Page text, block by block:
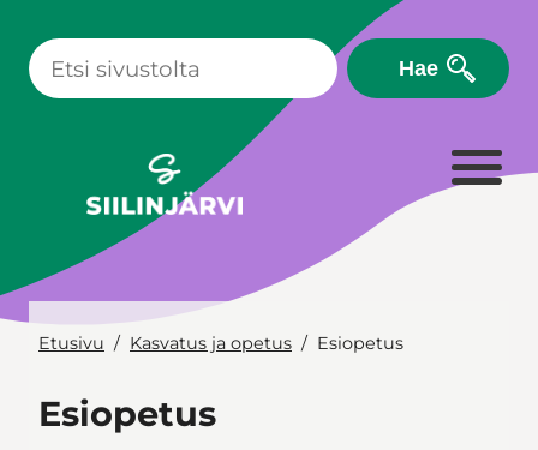
sisältöön
Hae
Etusivu Kasvatus ja opetus Esiopetus
Esiopetus